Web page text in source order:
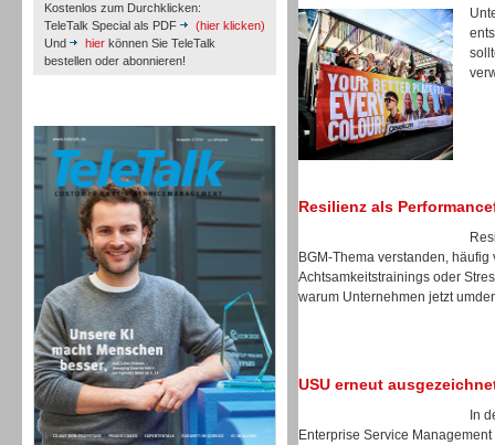
Kostenlos zum Durchklicken:
TeleTalk Special als PDF
(hier klicken)
Und
hier können Sie TeleTalk
bestellen oder abonnieren!
Inbound
Resilienz als
BGM-Thema verstanden,
Achtsamkeitstrainings oder
warum Unternehmen jetzt
USU erneut
In
Enterprise Service